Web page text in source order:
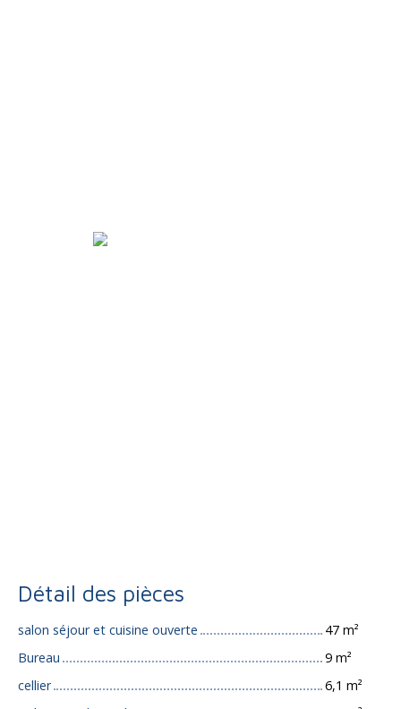
Détail des pièces
salon séjour et cuisine ouverte
47 m²
Bureau
9 m²
cellier
6,1 m²